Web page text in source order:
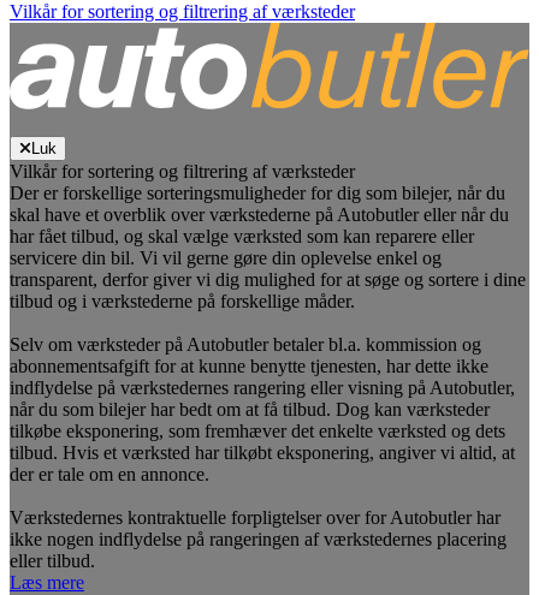
Vilkår for sortering og filtrering af værksteder
Luk
Vilkår for sortering og filtrering af værksteder
Der er forskellige sorteringsmuligheder for dig som bilejer, når du
skal have et overblik over værkstederne på Autobutler eller når du
har fået tilbud, og skal vælge værksted som kan reparere eller
servicere din bil. Vi vil gerne gøre din oplevelse enkel og
transparent, derfor giver vi dig mulighed for at søge og sortere i dine
tilbud og i værkstederne på forskellige måder.
Selv om værksteder på Autobutler betaler bl.a. kommission og
abonnementsafgift for at kunne benytte tjenesten, har dette ikke
indflydelse på værkstedernes rangering eller visning på Autobutler,
når du som bilejer har bedt om at få tilbud. Dog kan værksteder
tilkøbe eksponering, som fremhæver det enkelte værksted og dets
tilbud. Hvis et værksted har tilkøbt eksponering, angiver vi altid, at
der er tale om en annonce.
Værkstedernes kontraktuelle forpligtelser over for Autobutler har
ikke nogen indflydelse på rangeringen af værkstedernes placering
eller tilbud.
Læs mere